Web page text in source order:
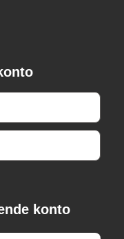
konto